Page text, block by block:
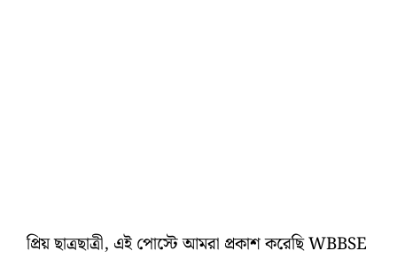
প্রিয় ছাত্রছাত্রী, এই পোস্টে আমরা প্রকাশ করেছি WBBSE